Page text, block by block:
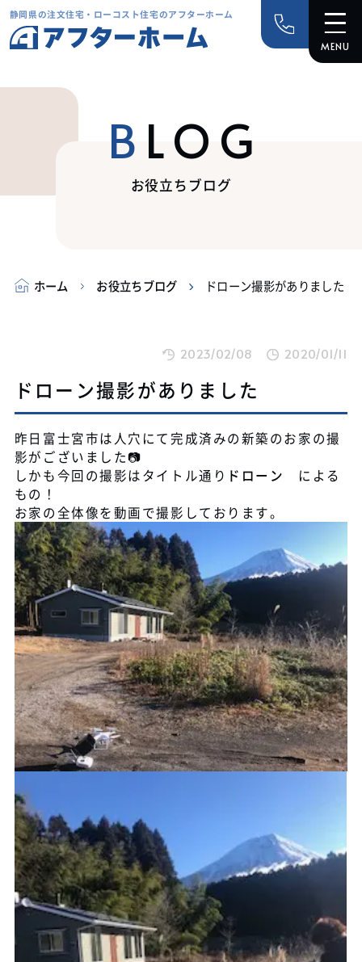
静岡県の注文住宅・ローコスト住宅のアフターホーム
BLOG
お役立ちブログ
ホーム お役立ちブログ ドローン撮影がありました
2023/02/08 2020/01/11
ドローン撮影がありました
昨日富士宮市は人穴にて完成済みの新築のお家の撮
影がございました📷
しかも今回の撮影はタイトル通り ドローン による
もの！
お家の全体像を動画で撮影しております。